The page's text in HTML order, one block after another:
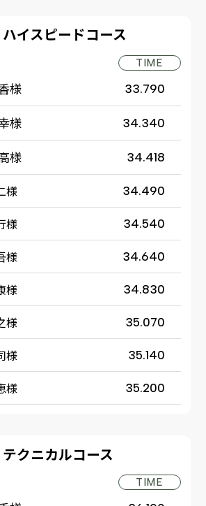
イスピードコース
TIME
様 33.790
様 34.340
様 34.418
様 34.490
様 34.540
様 34.640
様 34.830
様 35.070
様 35.140
様 35.200
クニカルコース
TIME